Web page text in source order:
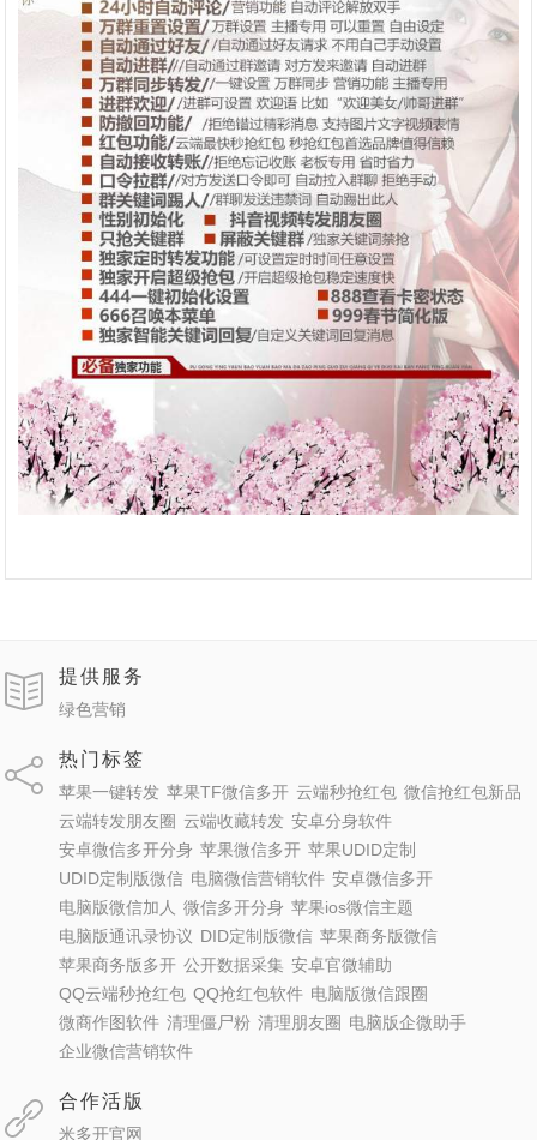
提供服务
绿色营销
热门标签
苹果一键转发 苹果TF微信多开 云端秒抢红包 微信抢红包新品
云端转发朋友圈 云端收藏转发 安卓分身软件
安卓微信多开分身 苹果微信多开 苹果UDID定制
UDID定制版微信 电脑微信营销软件 安卓微信多开
电脑版微信加人 微信多开分身 苹果ios微信主题
电脑版通讯录协议 DID定制版微信 苹果商务版微信
苹果商务版多开 公开数据采集 安卓官微辅助
QQ云端秒抢红包 QQ抢红包软件 电脑版微信跟圈
微商作图软件 清理僵尸粉 清理朋友圈 电脑版企微助手
企业微信营销软件
合作活版
米多开官网